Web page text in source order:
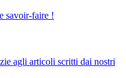
savoir-faire !
agli articoli scritti dai nostri